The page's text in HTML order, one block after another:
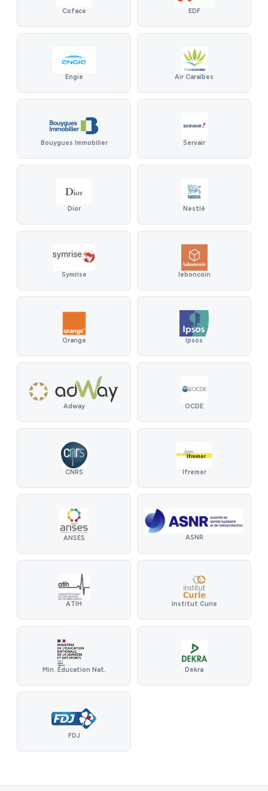
Coface EDF
Engie Air Caraïbes
Bouygues Immobilier Servair
Dior Nestlé
Symrise leboncoin
Orange Ipsos
Adway OCDE
CNRS Ifremer
ANSES ASNR
ATIH Institut Curie
Min. Éducation Nat. Dekra
FDJ